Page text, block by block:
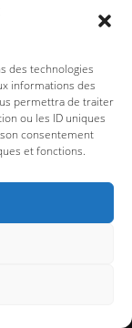
des technologies
informations des
permettra de traiter
ou les ID uniques
consentement
et fonctions.